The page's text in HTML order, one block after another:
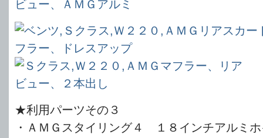
★利用パーツその３
・ＡＭＧスタイリング４ １８インチアルミ